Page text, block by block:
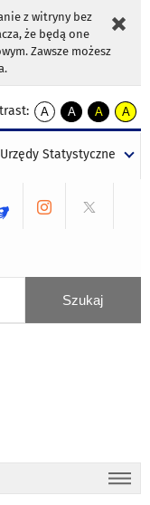
z witryny bez
że będą one
Zawsze możesz
A
kontrast
A
kontrast
tekst
czarnym
A
kontrast
tekst
czarnym
A
tekst
żółtym
Urzędy Statystyczne